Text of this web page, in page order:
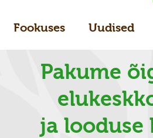
Fookuses Uudised
Pakume
ja looduse